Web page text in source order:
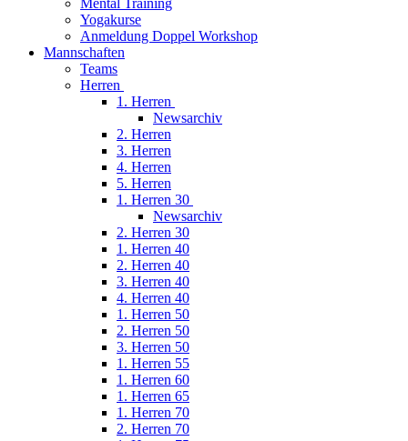
Mental Training
Yogakurse
Anmeldung Doppel Workshop
Mannschaften
Teams
Herren
1. Herren
Newsarchiv
2. Herren
3. Herren
4. Herren
5. Herren
1. Herren 30
Newsarchiv
2. Herren 30
1. Herren 40
2. Herren 40
3. Herren 40
4. Herren 40
1. Herren 50
2. Herren 50
3. Herren 50
1. Herren 55
1. Herren 60
1. Herren 65
1. Herren 70
2. Herren 70